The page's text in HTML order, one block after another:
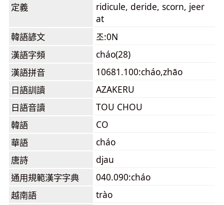
定義
ridicule, deride, scorn, jeer
at
韓語諺文
조:0N
漢語字頻
cháo(28)
漢語拼音
10681.100:cháo,zhāo
日語訓讀
AZAKERU
日語音讀
TOU CHOU
韓語
CO
華語
cháo
唐詩
djau
通用規範漢字字典
040.090:cháo
越南語
trào